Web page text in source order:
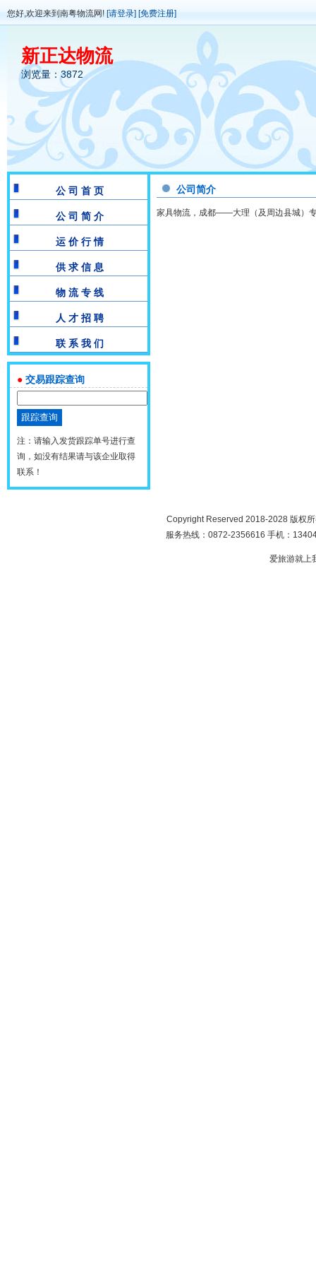
您好,欢迎来到南粤物流网! [请登录] [免费注册]
新正达物流
浏览量：3872
公 司 首 页
公 司 简 介
运 价 行 情
供 求 信 息
物 流 专 线
人 才 招 聘
联 系 我 们
● 交易跟踪查询
注：请输入发货跟踪单号进行查
询，如没有结果请与该企业取得
联系！
公司简介
家具物流，成都——大理（及周边县城）
Copyright Reserved 2018-2028 版权
服务热线：0872-2356616 手机：
爱旅游就上